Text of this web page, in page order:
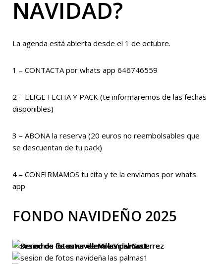
NAVIDAD?
La agenda está abierta desde el 1 de octubre.
1 – CONTACTA por whats app 646746559
2 – ELIGE FECHA Y PACK (te informaremos de las fechas
disponibles)
3 – ABONA la reserva (20 euros no reembolsables que
se descuentan de tu pack)
4 – CONFIRMAMOS tu cita y te la enviamos por whats
app
FONDO NAVIDEÑO 2025